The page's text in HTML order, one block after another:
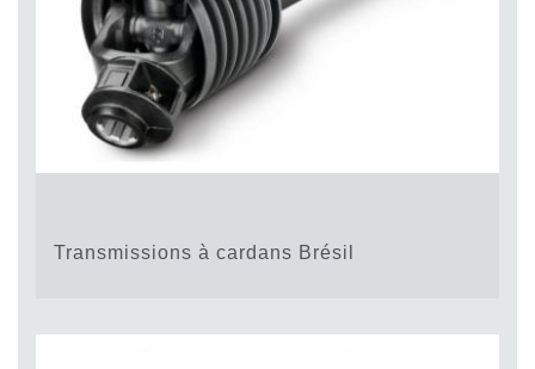
Transmissions à cardans Brésil